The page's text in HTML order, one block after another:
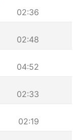
02:36
02:48
04:52
02:33
02:19